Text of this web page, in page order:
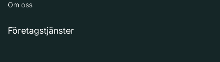
Om oss
Företagstjänster